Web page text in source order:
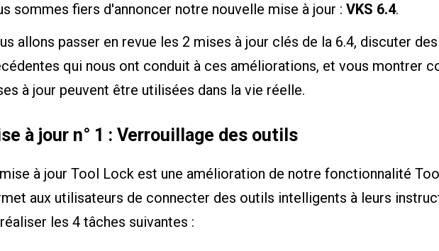
sommes fiers d'annoncer notre nouvelle mise à jour : VKS 6.4.
allons passer en revue les 2 mises à jour clés de la 6.4, discuter
qui nous ont conduit à ces améliorations, et vous montrer
à jour peuvent être utilisées dans la vie réelle.
à jour n° 1 : Verrouillage des outils
à jour Tool Lock est une amélioration de notre fonctionnalité
aux utilisateurs de connecter des outils intelligents à leurs
les 4 tâches suivantes :